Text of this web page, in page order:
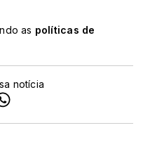
as políticas de
notícia